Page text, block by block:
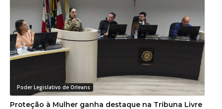
Poder Legislativo de Orleans
Proteção à Mulher ganha destaque na Tribuna Livre